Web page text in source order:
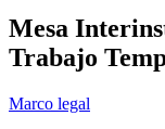
Mesa
Trabajo
Marco legal